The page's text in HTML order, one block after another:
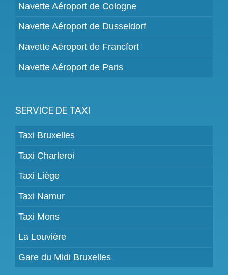
Navette Aéroport de Cologne
Navette Aéroport de Dusseldorf
Navette Aéroport de Francfort
Navette Aéroport de Paris
SERVICE DE TAXI
Taxi Bruxelles
Taxi Charleroi
Taxi Liège
Taxi Namur
Taxi Mons
La Louvière
Gare du Midi Bruxelles